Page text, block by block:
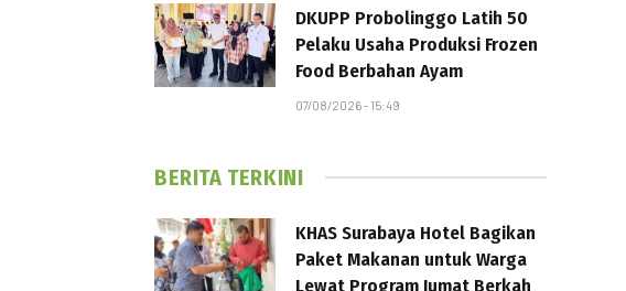
DKUPP Probolinggo Latih 50
Pelaku Usaha Produksi Frozen
Food Berbahan Ayam
07/08/2026 - 15:49
BERITA TERKINI
KHAS Surabaya Hotel Bagikan
Paket Makanan untuk Warga
Lewat Program Jumat Berkah